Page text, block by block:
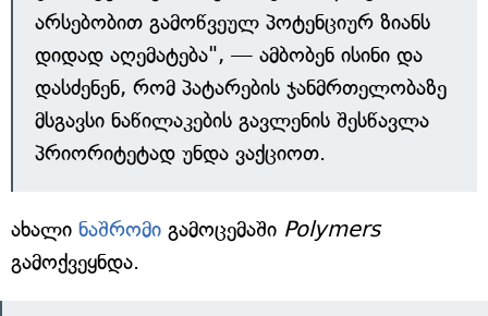
არსებობით გამოწვეულ პოტენციურ ზიანს
დიდად აღემატება", — ამბობენ ისინი და
დასძენენ, რომ პატარების ჯანმრთელობაზე
მსგავსი ნაწილაკების გავლენის შესწავლა
პრიორიტეტად უნდა ვაქციოთ.
ახალი ნაშრომი გამოცემაში Polymers
გამოქვეყნდა.